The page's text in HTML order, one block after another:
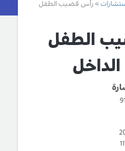
رأس قضيب الطفل
الطفل
الداخل